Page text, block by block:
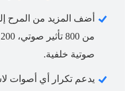
أضف المزيد من المرح
صوتية خلفية.
يدعم تكرار أي أصوات